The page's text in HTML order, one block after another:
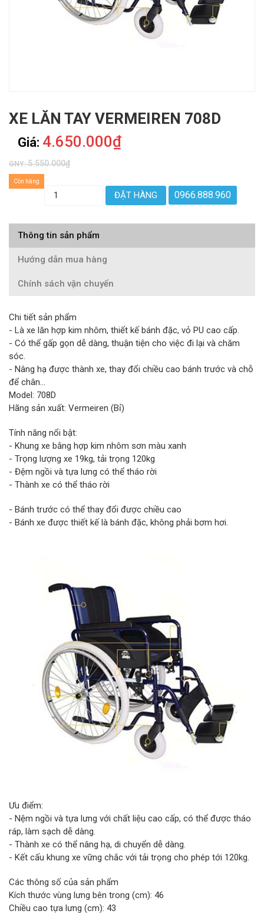
XE LĂN TAY VERMEIREN 708D
Giá: 4.650.000₫
GNY:5.550.000₫
Còn hàng
ĐẶT HÀNG 0966.888.960
Thông tin sản phẩm
Hướng dẫn mua hàng
Chính sách vận chuyển
Chi tiết sản phẩm
- Là xe lăn hợp kim nhôm, thiết kế bánh đặc, vỏ PU cao cấp.
- Có thể gấp gọn dễ dàng, thuận tiện cho việc đi lại và chăm
sóc.
- Nâng hạ được thành xe, thay đổi chiều cao bánh trước và chỗ
để chân...
Model: 708D
Hãng sản xuất: Vermeiren (Bỉ)
Tính năng nổi bật:
- Khung xe bằng hợp kim nhôm sơn màu xanh
- Trọng lượng xe 19kg, tải trọng 120kg
- Đệm ngồi và tựa lưng có thể tháo rời
- Thành xe có thể tháo rời
- Bánh trước có thể thay đổi được chiều cao
- Bánh xe được thiết kế là bánh đặc, không phải bơm hơi.
Ưu điểm:
- Nệm ngồi và tựa lưng với chất liệu cao cấp, có thể được tháo
ráp, làm sạch dễ dàng.
- Thành xe có thể nâng hạ, di chuyển dễ dàng.
- Kết cấu khung xe vững chắc với tải trọng cho phép tới 120kg.
Các thông số của sản phẩm
Kích thước vùng lưng bên trong (cm): 46
Chiều cao tựa lưng (cm): 43